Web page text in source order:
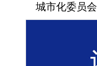
城市化委员会